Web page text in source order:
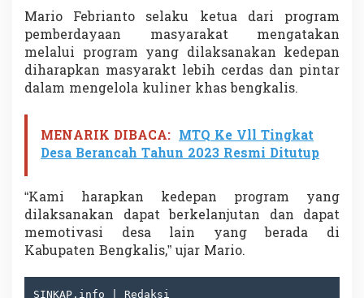
Mario Febrianto selaku ketua dari program
pemberdayaan masyarakat mengatakan
melalui program yang dilaksanakan kedepan
diharapkan masyarakt lebih cerdas dan pintar
dalam mengelola kuliner khas bengkalis.
MENARIK DIBACA: MTQ Ke Vll Tingkat
Desa Berancah Tahun 2023 Resmi Ditutup
“Kami harapkan kedepan program yang
dilaksanakan dapat berkelanjutan dan dapat
memotivasi desa lain yang berada di
Kabupaten Bengkalis,” ujar Mario.
SINKAP.info | Redaksi